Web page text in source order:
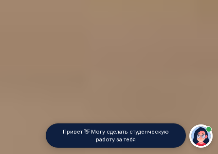
Привет 👋 Могу сделать студенческую
работу за тебя